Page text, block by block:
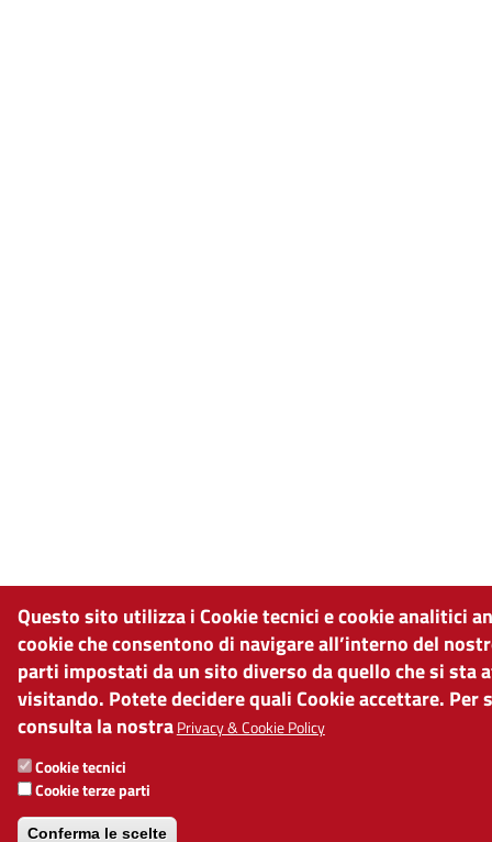
Questo sito utilizza i Cookie tecnici e cookie analitici
cookie che consentono di navigare all’interno del
parti impostati da un sito diverso da quello che si sta
visitando. Potete decidere quali Cookie accettare. Per
consulta la nostra Privacy & Cookie Policy
Cookie tecnici
Cookie terze parti
Conferma le scelte